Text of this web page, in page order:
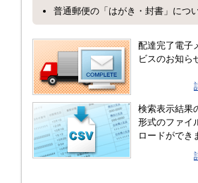
普通郵便の「はがき・封書」につ
配達完了電子
ビスのお知ら
検索表示結果
形式のファイ
ロードができ